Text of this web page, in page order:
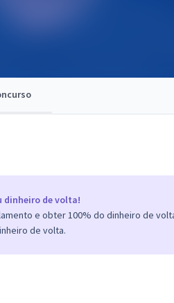
dinheiro de volta!
e obter 100% do dinheiro de
de volta.